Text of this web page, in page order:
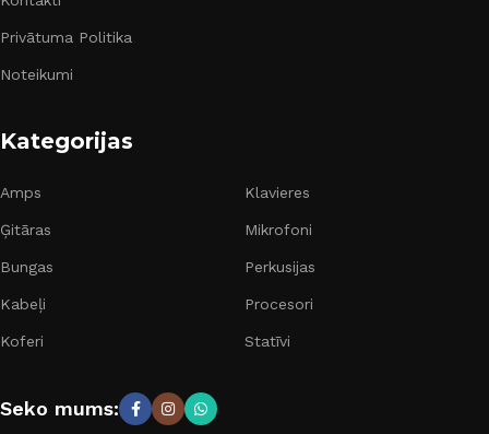
Privātuma Politika
Noteikumi
Kategorijas
Amps
Ģitāras
Bungas
Kabeļi
Koferi
Klavieres
Mikrofoni
Perkusijas
Procesori
Statīvi
Seko mums: